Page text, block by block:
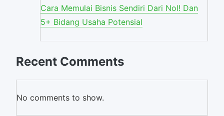
Cara Memulai Bisnis Sendiri Dari Nol! Dan
5+ Bidang Usaha Potensial
Recent Comments
No comments to show.